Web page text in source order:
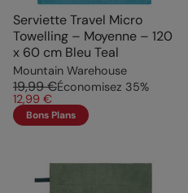
Serviette Travel Micro
Towelling – Moyenne – 120
x 60 cm Bleu Teal
Mountain Warehouse
19,99 €Économisez 35%
12,99 €
Bons Plans